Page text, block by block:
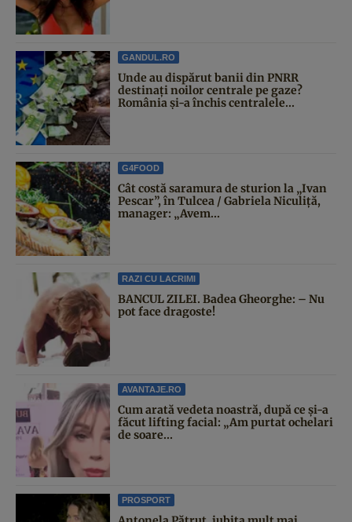
GANDUL.RO
Unde au dispărut banii din PNRR
destinați noilor centrale pe gaze?
România și-a închis centralele...
G4FOOD
Cât costă saramura de sturion la „Ivan
Pescar”, în Tulcea / Gabriela Niculiță,
manager: „Avem...
RAZI CU LACRIMI
BANCUL ZILEI. Badea Gheorghe: – Nu
pot face dragoste!
AVANTAJE.RO
Cum arată vedeta noastră, după ce și-a
făcut lifting facial: „Am purtat ochelari
de soare...
PROSPORT